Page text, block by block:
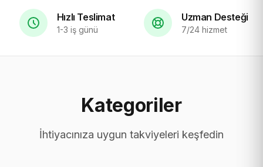
Hızlı Teslimat
1-3 iş günü
Uzman Desteği
7/24 hizmet
Kategoriler
İhtiyacınıza uygun takviyeleri keşfedin